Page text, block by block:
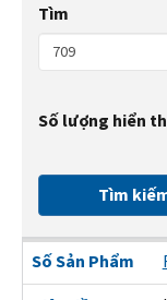
Tìm
Số lượng hiển
Tìm
Số Sản Phẩm
Tiêu đề
Ngày Sửa Đổi
Ngày Đăng
Số Sản Phẩm